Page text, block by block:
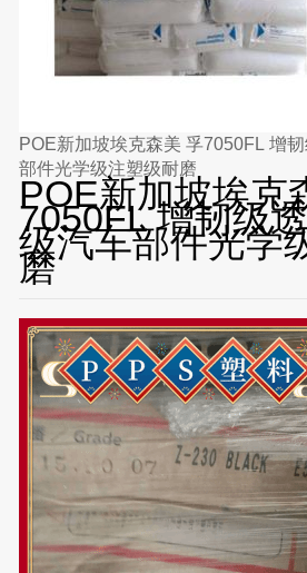
POE新加坡埃克森美 孚7050FL 增
部件光学级注塑级耐磨
POE新加坡埃克
7050FL 增韧级
级汽车部件光学
磨